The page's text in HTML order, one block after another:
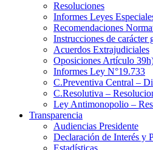
Resoluciones
Informes Leyes
Recomendaciones
Instrucciones de carácter
Acuerdos Extrajudiciales
Oposiciones Artículo
Informes Ley N°19.733
C.Preventiva Central –
C.Resolutiva –
Ley Antimonopolio –
Transparencia
Audiencias Presidente
Declaración de Interés y
Estadísticas